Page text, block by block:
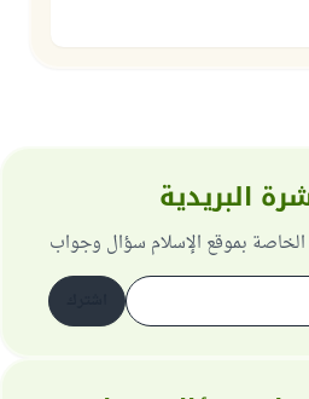
البريدية
الخاصة بموقع الإسلام سؤال وجواب